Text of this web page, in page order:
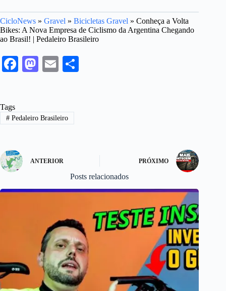
CicloNews » Gravel » Bicicletas Gravel » Conheça a Volta
Bikes: A Nova Empresa de Ciclismo da Argentina Chegando
ao Brasil! | Pedaleiro Brasileiro
Fa
ok
M
do
n
E
Tags
#Pedaleiro Brasileiro
ANTERIOR PRÓXIMO
Posts relacionados